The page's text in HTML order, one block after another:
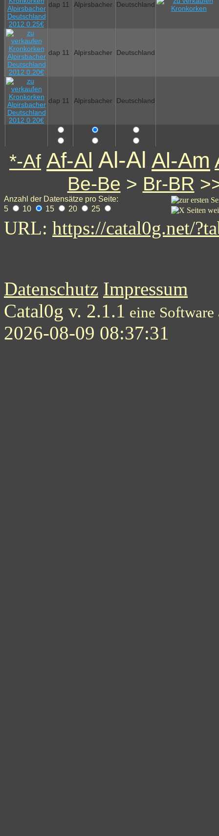
dap 11 Alpirsbacher Deutschland
dap 11 Alpirsbacher Deutschland
dap 11 Alpirsbacher Deutschland
*-Af Af-Al Al-Al Al-Am
Be-Be > Br-BR
Anzahl der Datensätze pro Seite:
5
10 15 20 25
URL: https://catal0g.net/
Datenschutz Impressum
Catal0g v. 2.1.1 eine Software
2026-08-09 08:37:31